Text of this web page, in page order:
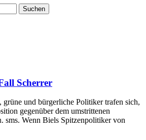
Scherrer
und bürgerliche Politiker trafen sich,
gegenüber dem umstrittenen
sms. Wenn Biels Spitzenpolitiker von